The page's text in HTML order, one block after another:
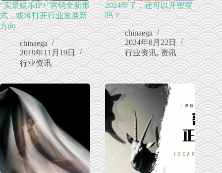
“实景娱乐IP+”营销全新形
式，或将打开行业发展新
方向
chinaega
2019年11月19日
行业资讯
2024年了，还可以开密室
吗？
chinaega
2024年8月22日
行业资讯,资讯